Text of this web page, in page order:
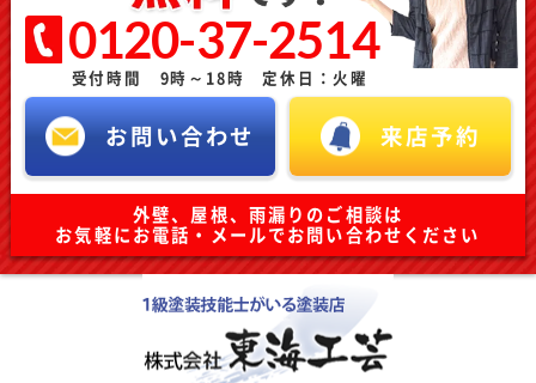
0120-37-2514
受付時間 9時～18時 定休日：火曜
お問い合わせ 来店予約
外壁、屋根、雨漏りのご相談は
お気軽にお電話・メールでお問い合わせください